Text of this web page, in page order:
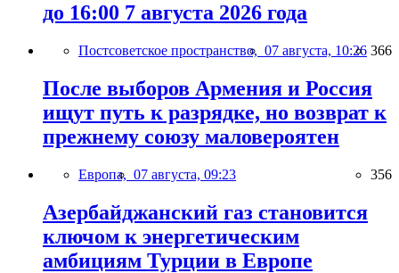
до 16:00 7 августа 2026 года
Постсоветское пространство, 07 августа, 10:26 366
После выборов Армения и Россия
ищут путь к разрядке, но возврат к
прежнему союзу маловероятен
Европа, 07 августа, 09:23 356
Азербайджанский газ становится
ключом к энергетическим
амбициям Турции в Европе